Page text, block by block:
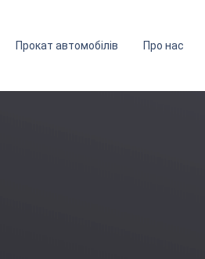
Прокат автомобілів Про нас